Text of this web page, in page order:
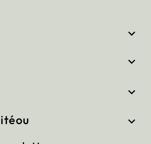



